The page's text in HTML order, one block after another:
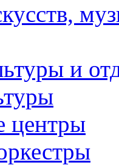
и
центры